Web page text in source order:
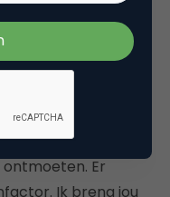
de
de Amerikanen.
12 weken?”,
en heeft wel
Er
Ik breng jou